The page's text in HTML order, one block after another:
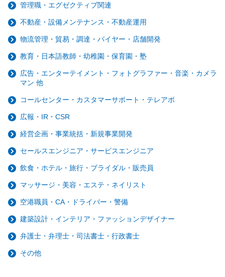
管理職・エグゼクティブ関連
不動産・設備メンテナンス・不動産運用
物流管理・貿易・調達・バイヤー・店舗開発
教育・日本語教師・幼稚園・保育園・塾
広告・エンターテイメント・フォトグラファー・音楽・カメラ
マン 他
コールセンター・カスタマーサポート・テレアポ
広報・IR・CSR
経営企画・事業統括・新規事業開発
セールスエンジニア・サービスエンジニア
飲食・ホテル・旅行・ブライダル・販売員
マッサージ・美容・エステ・ネイリスト
空港職員・CA・ドライバー・警備
建築設計・インテリア・ファッションデザイナー
弁護士・弁理士・司法書士・行政書士
その他